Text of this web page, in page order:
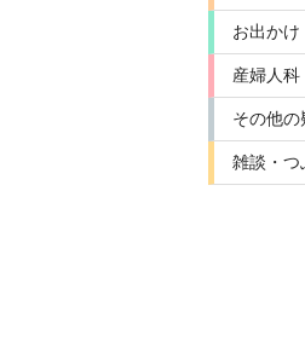
お出かけ
産婦人
その他の
雑談・つ